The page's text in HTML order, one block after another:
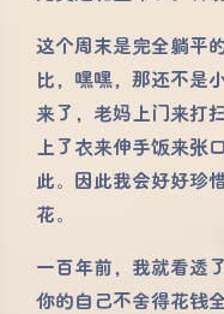
这个周末是完全躺平
比，嘿嘿，那还不是
来了，老妈上门来打
上了衣来伸手饭来张
此。因此我会好好珍
花。
一百年前，我就看透
你的自己不舍得花钱